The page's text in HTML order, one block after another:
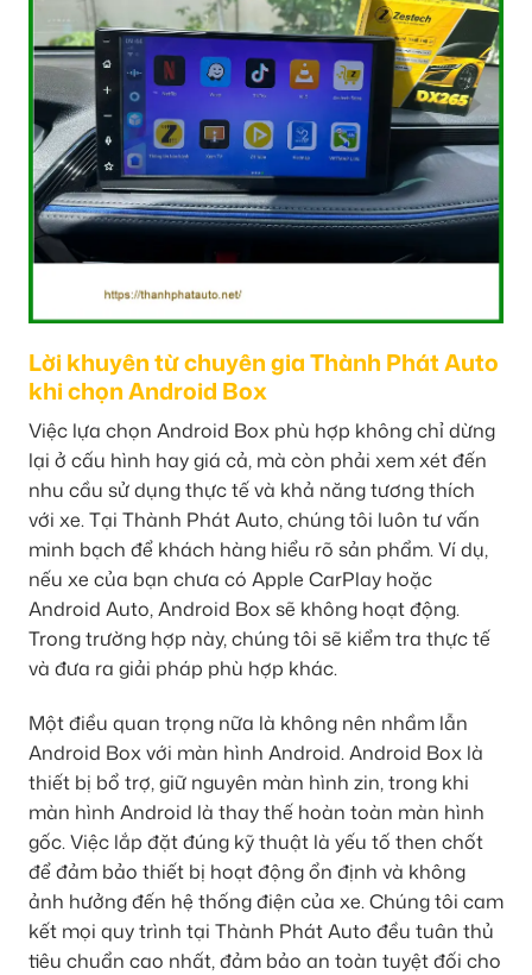
Lời khuyên từ chuyên gia Thành Phát Auto
khi chọn Android Box
Việc lựa chọn Android Box phù hợp không chỉ dừng
lại ở cấu hình hay giá cả, mà còn phải xem xét đến
nhu cầu sử dụng thực tế và khả năng tương thích
với xe. Tại Thành Phát Auto, chúng tôi luôn tư vấn
minh bạch để khách hàng hiểu rõ sản phẩm. Ví dụ,
nếu xe của bạn chưa có Apple CarPlay hoặc
Android Auto, Android Box sẽ không hoạt động.
Trong trường hợp này, chúng tôi sẽ kiểm tra thực tế
và đưa ra giải pháp phù hợp khác.
Một điều quan trọng nữa là không nên nhầm lẫn
Android Box với màn hình Android. Android Box là
thiết bị bổ trợ, giữ nguyên màn hình zin, trong khi
màn hình Android là thay thế hoàn toàn màn hình
gốc. Việc lắp đặt đúng kỹ thuật là yếu tố then chốt
để đảm bảo thiết bị hoạt động ổn định và không
ảnh hưởng đến hệ thống điện của xe. Chúng tôi cam
kết mọi quy trình tại Thành Phát Auto đều tuân thủ
tiêu chuẩn cao nhất, đảm bảo an toàn tuyệt đối cho